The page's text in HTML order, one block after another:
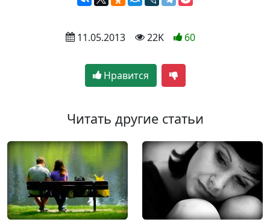
11.05.2013 22K 60
Нравится
Читать другие статьи